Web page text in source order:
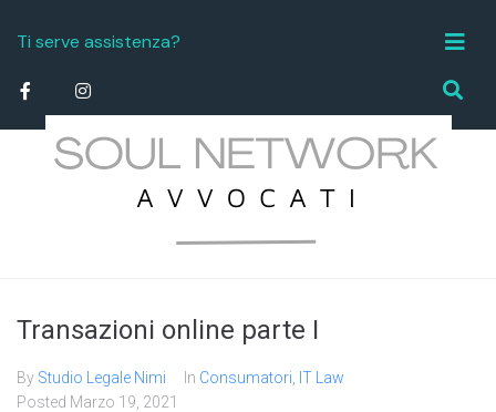
Ti serve assistenza?
info.studiolegale@soulnetworktorino.it
Transazioni online parte I
By Studio Legale Nimi In Consumatori
IT Law
Posted Marzo 19, 2021